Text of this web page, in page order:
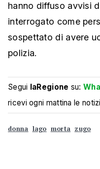
hanno diffuso avvisi
interrogato come
sospettato di avere
polizia.
Segui laRegione su:
ricevi ogni mattina le
donna lago morta zugo